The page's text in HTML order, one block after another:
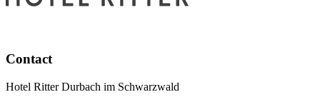
Contact
Hotel Ritter Durbach im Schwarzwald